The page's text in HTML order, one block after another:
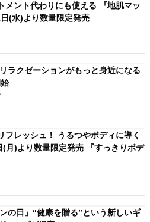
メント代わりにも使える 『地肌マッ
(水)より数量限定発売
クゼーションがもっと身近になる
フレッシュ！ うるつやボディに導く
)より数量限定発売 『すっきりボデ
の日」“健康を贈る”という新しいギ